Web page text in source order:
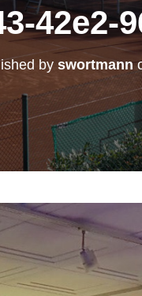
42e2-
byswortmann